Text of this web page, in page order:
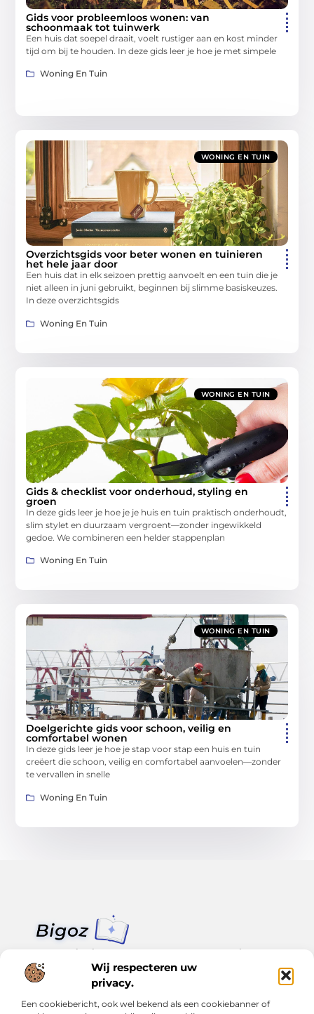
Wij respecteren uw
privacy.
Een cookiebericht, ook wel bekend als een cookiebanner of
Gids voor probleemloos wonen: van
schoonmaak tot tuinwerk
Een huis dat soepel draait, voelt rustiger aan en kost minder
tijd om bij te houden. In deze gids leer je hoe je met simpele
Woning En Tuin
WONING EN TUIN
Overzichtsgids voor beter wonen en tuinieren
het hele jaar door
Een huis dat in elk seizoen prettig aanvoelt en een tuin die je
niet alleen in juni gebruikt, beginnen bij slimme basiskeuzes.
In deze overzichtsgids
Woning En Tuin
WONING EN TUIN
Gids & checklist voor onderhoud, styling en
groen
In deze gids leer je hoe je je huis en tuin praktisch onderhoudt,
slim stylet en duurzaam vergroent—zonder ingewikkeld
gedoe. We combineren een helder stappenplan
Woning En Tuin
WONING EN TUIN
Doelgerichte gids voor schoon, veilig en
comfortabel wonen
In deze gids leer je hoe je stap voor stap een huis en tuin
creëert die schoon, veilig en comfortabel aanvoelen—zonder
te vervallen in snelle
Woning En Tuin
Van klein nieuws tot grote trends – alles op Bigoz.nl.
Lees inspirerende blogs en artikelen over het dagelijks leven,
actualiteit en meer.
Bericht categorie